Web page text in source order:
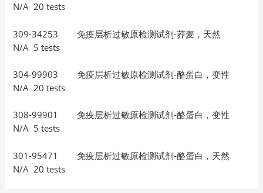
N/A 20 tests
309-34253 免疫层析过敏原检测试剂-荞麦，天然
N/A 5 tests
304-99903 免疫层析过敏原检测试剂-酪蛋白，变性
N/A 20 tests
308-99901 免疫层析过敏原检测试剂-酪蛋白，变性
N/A 5 tests
301-95471 免疫层析过敏原检测试剂-酪蛋白，天然
N/A 20 tests